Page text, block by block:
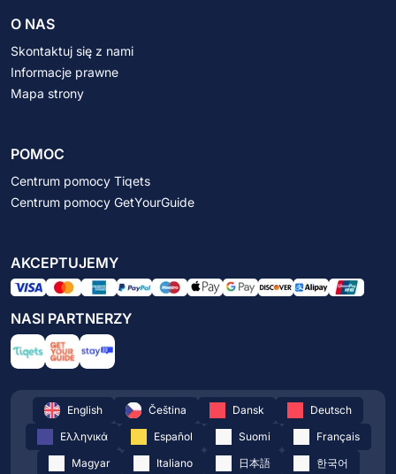
O NAS
Skontaktuj się z nami
Informacje prawne
Mapa strony
POMOC
Centrum pomocy Tiqets
Centrum pomocy GetYourGuide
AKCEPTUJEMY
NASI PARTNERZY
English Čeština Dansk
Deutsch
Ελληνικά
Español Suomi
Français
Magyar
Italiano 日本語 한국어